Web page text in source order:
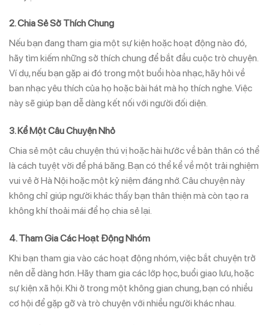
2.Chia Sẻ Sở Thích Chung
Nếu bạn đang tham gia một sự kiện hoặc hoạt động nào đó,
hãy tìm kiếm những sở thích chung để bắt đầu cuộc trò chuyện.
Ví dụ, nếu bạn gặp ai đó trong một buổi hòa nhạc, hãy hỏi về
ban nhạc yêu thích của họ hoặc bài hát mà họ thích nghe. Việc
này sẽ giúp bạn dễ dàng kết nối với người đối diện.
3.Kể Một Câu Chuyện Nhỏ
Chia sẻ một câu chuyện thú vị hoặc hài hước về bản thân có thể
là cách tuyệt vời để phá băng. Bạn có thể kể về một trải nghiệm
vui vẻ ở Hà Nội hoặc một kỷ niệm đáng nhớ. Câu chuyện này
không chỉ giúp người khác thấy bạn thân thiện mà còn tạo ra
không khí thoải mái để họ chia sẻ lại.
4.Tham Gia Các Hoạt Động Nhóm
Khi bạn tham gia vào các hoạt động nhóm, việc bắt chuyện trở
nên dễ dàng hơn. Hãy tham gia các lớp học, buổi giao lưu, hoặc
sự kiện xã hội. Khi ở trong một không gian chung, bạn có nhiều
cơ hội để gặp gỡ và trò chuyện với nhiều người khác nhau.